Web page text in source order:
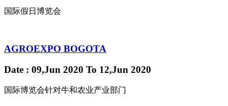
国际假日博览会
AGROEXPO BOGOTA
Date : 09,Jun 2020 To 12,Jun 2020
国际博览会针对牛和农业产业部门